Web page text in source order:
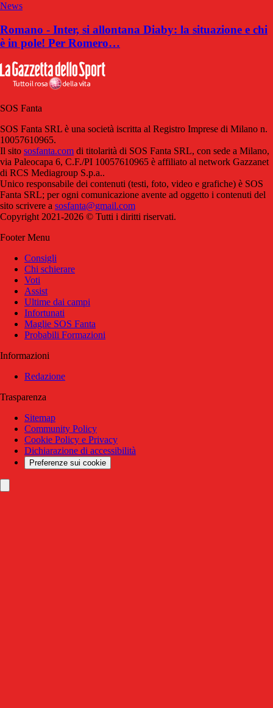
News
Romano - Inter, si allontana Diaby: la situazione e chi
è in pole! Per Romero…
SOS Fanta
SOS Fanta SRL è una società iscritta al Registro Imprese di Milano n.
10057610965.
Il sito sosfanta.com di titolarità di SOS Fanta SRL, con sede a Milano,
via Paleocapa 6, C.F./PI 10057610965 è affiliato al network Gazzanet
di RCS Mediagroup S.p.a..
Unico responsabile dei contenuti (testi, foto, video e grafiche) è SOS
Fanta SRL; per ogni comunicazione avente ad oggetto i contenuti del
sito scrivere a sosfanta@gmail.com
Copyright 2021-2026 © Tutti i diritti riservati.
Footer Menu
Consigli
Chi schierare
Voti
Assist
Ultime dai campi
Infortunati
Maglie SOS Fanta
Probabili Formazioni
Informazioni
Redazione
Trasparenza
Sitemap
Community Policy
Cookie Policy e Privacy
Dichiarazione di accessibilità
Preferenze sui cookie